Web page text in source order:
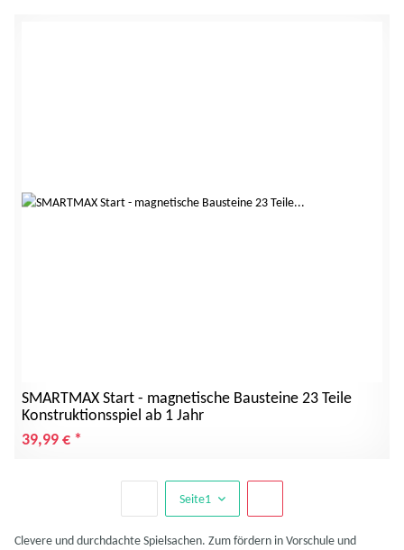
SMARTMAX Start - magnetische Bausteine 23 Teile
Konstruktionsspiel ab 1 Jahr
39,99 € *
Seite1
Clevere und durchdachte Spielsachen. Zum fördern in Vorschule und